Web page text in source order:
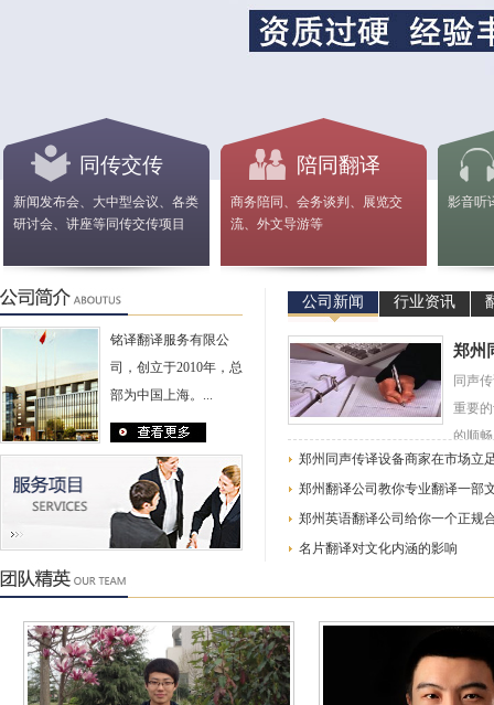
同传交传
新闻发布会、大中型会议、各类
研讨会、讲座等同传交传项目
陪同翻译
商务陪同、会务谈判、展览交
流、外文导游等
影音听
铭译翻译服务有限公
司，创立于2010年，总
部为中国上海。...
公司新闻 行业资讯
郑州
同声
重要
的顺
郑州同声传译设备商家在市场立
郑州翻译公司教你专业翻译一部
郑州英语翻译公司给你一个正规
名片翻译对文化内涵的影响